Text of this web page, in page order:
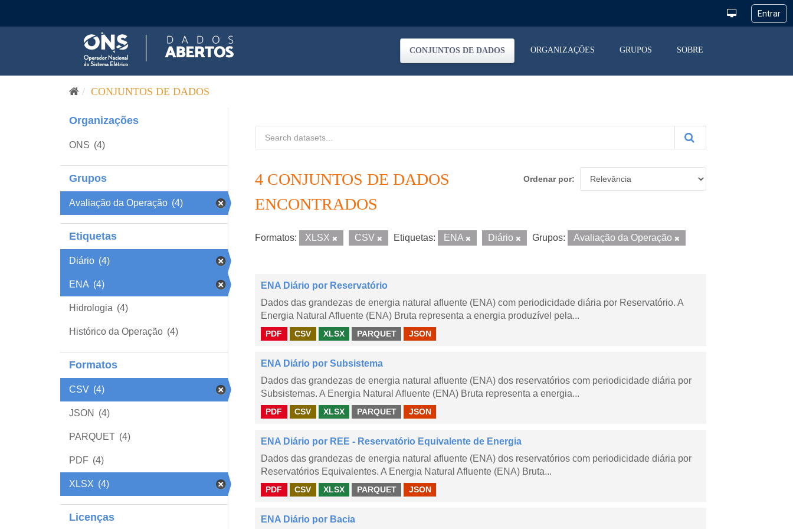
CONJUNTOS DE DADOS ORGANIZAÇÕES GRUPOS SOBRE
CONJUNTOS DE DADOS
Organizações
ONS (4)
Grupos
Avaliação da Operação (4)
Etiquetas
Diário (4)
ENA (4)
Hidrologia (4)
Histórico da Operação (4)
Formatos
CSV (4)
JSON (4)
PARQUET (4)
PDF (4)
XLSX (4)
Licenças
Ordenar por
4 CONJUNTOS DE DADOS
ENCONTRADOS
Formatos: XLSX CSV Etiquetas: ENA Diário Grupos: Avaliação da Operação
ENA Diário por Reservatório
Dados das grandezas de energia natural afluente (ENA) com periodicidade diária por Reservatório. A
Energia Natural Afluente (ENA) Bruta representa a energia produzível pela...
PDF CSV XLSX PARQUET JSON
ENA Diário por Subsistema
Dados das grandezas de energia natural afluente (ENA) dos reservatórios com periodicidade diária por
Subsistemas. A Energia Natural Afluente (ENA) Bruta representa a energia...
PDF CSV XLSX PARQUET JSON
ENA Diário por REE - Reservatório Equivalente de Energia
Dados das grandezas de energia natural afluente (ENA) dos reservatórios com periodicidade diária por
Reservatórios Equivalentes. A Energia Natural Afluente (ENA) Bruta...
PDF CSV XLSX PARQUET JSON
ENA Diário por Bacia